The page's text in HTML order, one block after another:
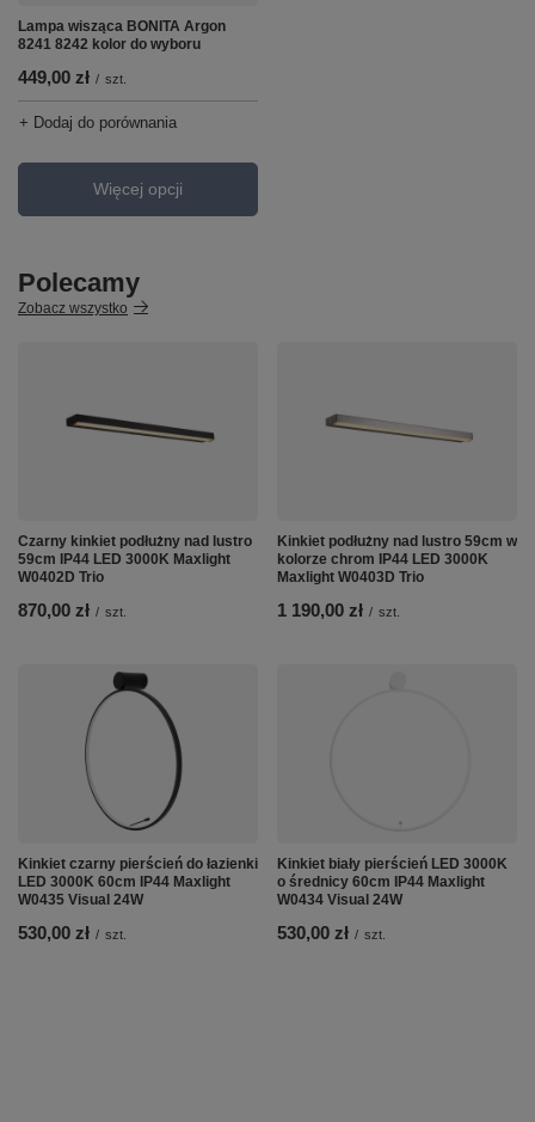
Lampa wisząca BONITA Argon
8241 8242 kolor do wyboru
449,00 zł / szt.
+ Dodaj do porównania
Więcej opcji
Polecamy
Zobacz wszystko
Czarny kinkiet podłużny nad lustro
59cm IP44 LED 3000K Maxlight
W0402D Trio
870,00 zł / szt.
Kinkiet podłużny nad lustro 59cm w
kolorze chrom IP44 LED 3000K
Maxlight W0403D Trio
1 190,00 zł / szt.
Kinkiet czarny pierścień do łazienki
LED 3000K 60cm IP44 Maxlight
W0435 Visual 24W
530,00 zł / szt.
Kinkiet biały pierścień LED 3000K
o średnicy 60cm IP44 Maxlight
W0434 Visual 24W
530,00 zł / szt.